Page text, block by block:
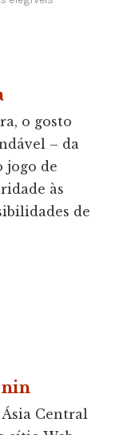
o gosto
– da
jogo de
às
de
Central